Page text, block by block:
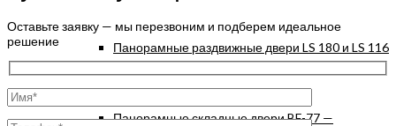
Панорамные раздвижные двери LS 180 и LS 116
Панорамные складные двери BF-77 —
Оставьте заявку — мы перезвоним и подберем идеальное
решение